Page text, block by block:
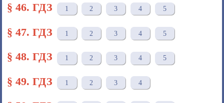
§ 46. ГДЗ 1 2 3 4 5
§ 47. ГДЗ 1 2 3 4 5
§ 48. ГДЗ 1 2 3 4 5
§ 49. ГДЗ 1 2 3 4